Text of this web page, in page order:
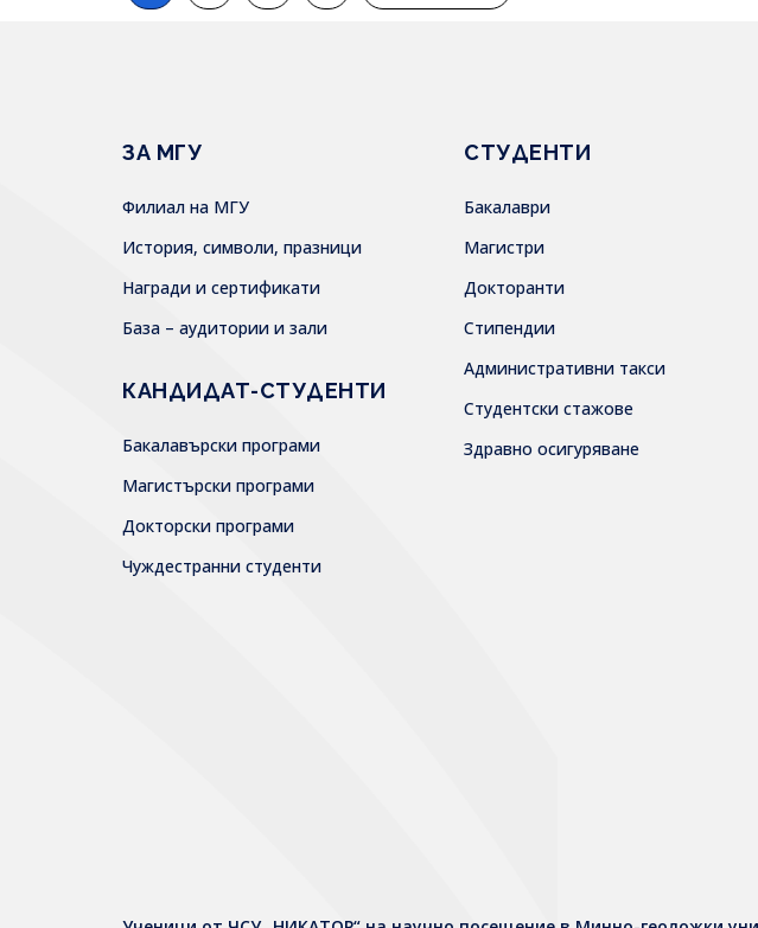
ЗА МГУ
Филиал на МГУ
История, символи, празници
Награди и сертификати
База – аудитории и зали
КАНДИДАТ-СТУДЕНТИ
Бакалавърски програми
Магистърски програми
Докторски програми
Чуждестранни студенти
СТУДЕНТИ
Бакалаври
Магистри
Докторанти
Стипендии
Административни такси
Студентски стажове
Здравно осигуряване